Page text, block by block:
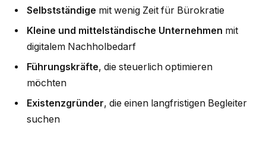
Selbstständige mit wenig Zeit für Bürokratie
Kleine und mittelständische Unternehmen mit
digitalem Nachholbedarf
Führungskräfte, die steuerlich optimieren
möchten
Existenzgründer, die einen langfristigen Begleiter
suchen